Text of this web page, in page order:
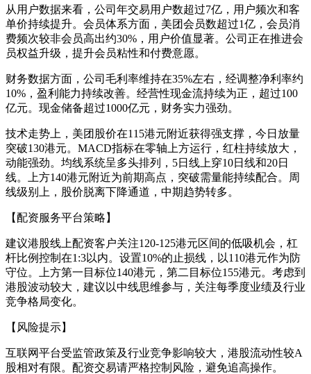
从用户数据来看，公司年交易用户数超过7亿，用户频次和客
单价持续提升。会员体系方面，美团会员数超过1亿，会员消
费频次较非会员高出约30%，用户价值显著。公司正在推进会
员权益升级，提升会员粘性和付费意愿。
财务数据方面，公司毛利率维持在35%左右，经调整净利率约
10%，盈利能力持续改善。经营性现金流持续为正，超过100
亿元。现金储备超过1000亿元，财务实力强劲。
技术走势上，美团股价在115港元附近获得强支撑，今日放量
突破130港元。MACD指标在零轴上方运行，红柱持续放大，
动能强劲。均线系统呈多头排列，5日线上穿10日线和20日
线。上方140港元附近为前期高点，突破需量能持续配合。周
线级别上，股价脱离下降通道，中期趋势转多。
【配资服务平台策略】
建议港股线上配资客户关注120-125港元区间的低吸机会，杠
杆比例控制在1:3以内。设置10%的止损线，以110港元作为防
守位。上方第一目标位140港元，第二目标位155港元。考虑到
港股波动较大，建议以中线思维参与，关注每季度业绩及行业
竞争格局变化。
【风险提示】
互联网平台受监管政策及行业竞争影响较大，港股流动性较A
股相对有限。配资交易请严格控制风险，避免追高操作。